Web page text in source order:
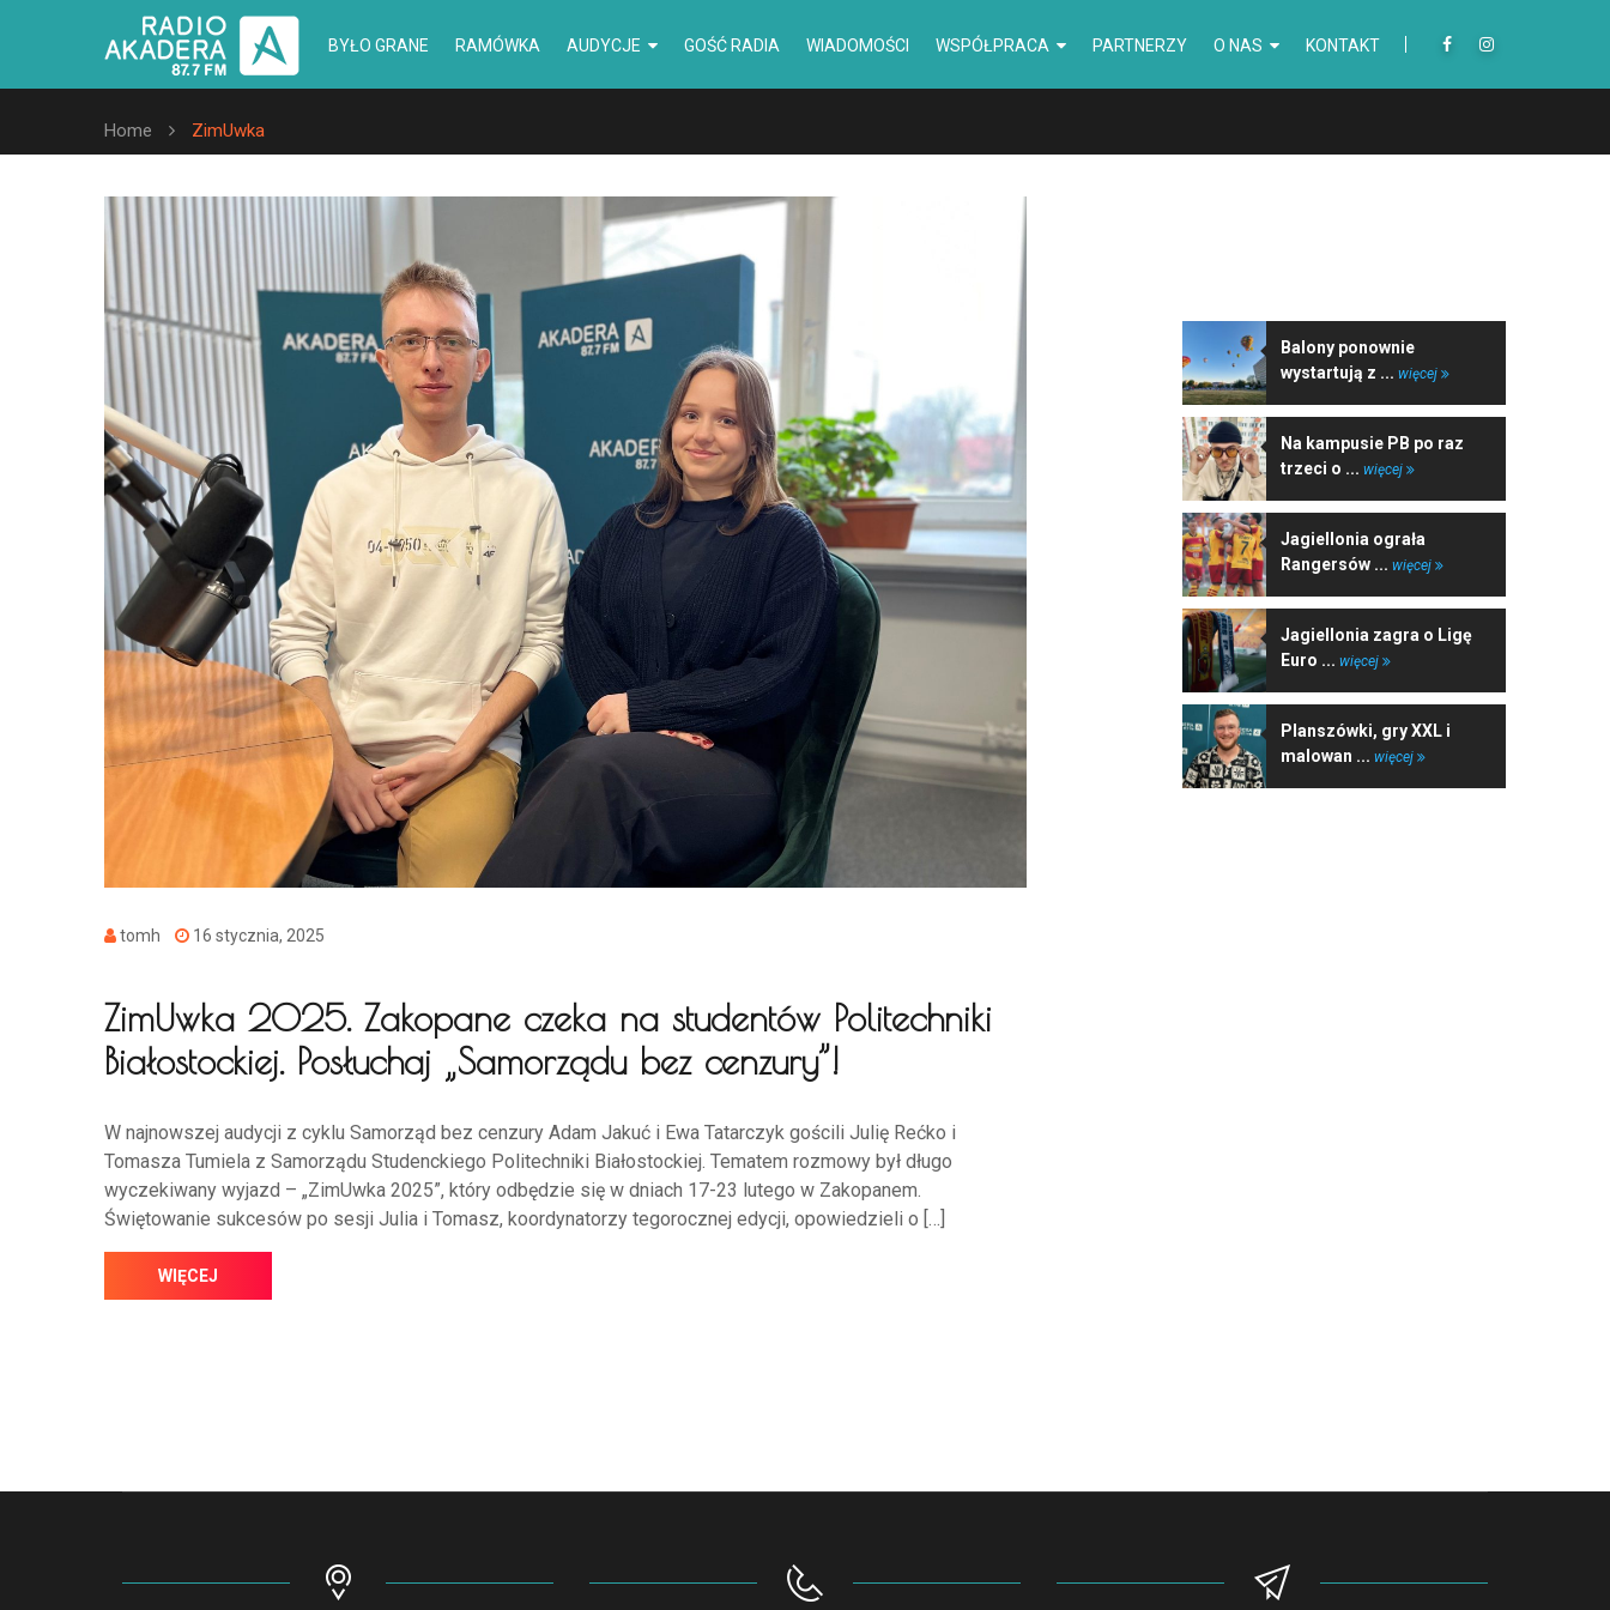
BYŁO GRANE RAMÓWKA AUDYCJE GOŚĆ RADIA WIADOMOŚCI WSPÓŁPRACA PARTNERZY O NAS KONTAKT
Home ZimUwka
tomh 16 stycznia, 2025
ZimUwka 2025. Zakopane czeka na studentów Politechniki
Białostockiej. Posłuchaj „Samorządu bez cenzury”!
W najnowszej audycji z cyklu Samorząd bez cenzury Adam Jakuć i Ewa Tatarczyk gościli Julię Rećko i
Tomasza Tumiela z Samorządu Studenckiego Politechniki Białostockiej. Tematem rozmowy był długo
wyczekiwany wyjazd – „ZimUwka 2025”, który odbędzie się w dniach 17-23 lutego w Zakopanem.
Świętowanie sukcesów po sesji Julia i Tomasz, koordynatorzy tegorocznej edycji, opowiedzieli o […]
WIĘCEJ
Balony ponownie
wystartują z ... więcej
Na kampusie PB po raz
trzeci o ... więcej
Jagiellonia ograła
Rangersów ... więcej
Jagiellonia zagra o Ligę
Euro ... więcej
Planszówki, gry XXL i
malowan ... więcej